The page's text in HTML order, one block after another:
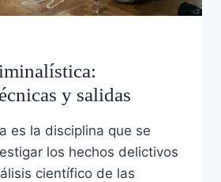
y salidas
es la disciplina que se
los hechos delictivos
científico de las